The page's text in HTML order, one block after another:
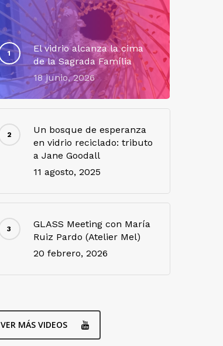
El vidrio alcanza la cima
de la Sagrada Família
18 junio, 2026
Un bosque de esperanza
en vidrio reciclado: tributo
a Jane Goodall
11 agosto, 2025
GLASS Meeting con María
Ruiz Pardo (Atelier Mel)
20 febrero, 2026
VER MÁS VIDEOS